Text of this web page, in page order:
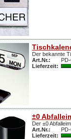
Der bekannte
Art.Nr.:
Lieferzeit:
±0
Der ±0
Art.Nr.:
Lieferzeit: